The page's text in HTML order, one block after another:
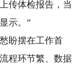
传体检报告，当
示。”
盼摆在工作首
程环节繁、数据